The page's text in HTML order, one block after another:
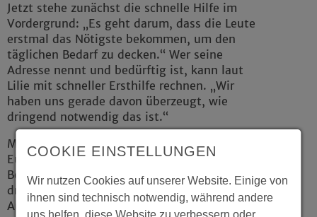
Jetzt stehe zunächst die schnelle Hilfe im
Vordergrund: „Es geht darum, dass die Leute
erstmal das Nötigste bekommen, um den
täglichen Bedarf zu decken.“ Wer seine
Adresse nennt und bedürftig ist, kann laut
Lilie mit schneller Ersthilfe rechnen. „Wir
haben uns gerade davon überzeugt, wie
dringend notwendig das ist.“
Mit den Bargeldauszahlungen - rund 1.500
Euro für eine Einzelperson - könnten die
Betroffenen selbst entscheiden, was sie am
dringendsten benötigten, erläutert Lilie. Die
Auszahlungen könnten für technisches Gerät
COOKIE EINSTELLUNGEN
Wir nutzen Cookies auf unserer Website. Einige von
ihnen sind technisch notwendig, während andere
uns helfen, diese Website zu verbessern oder